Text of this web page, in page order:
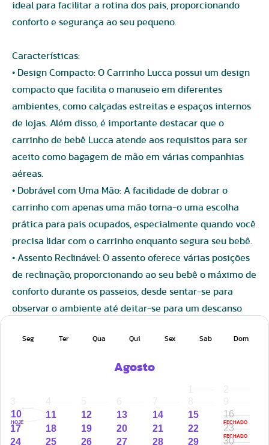
Seg Ter Qua Qui Sex Sab Dom
Agosto
10
HOJE
11 12 13 14 15 16
FECHADO
17 18 19 20 21 22 23
FECHADO
24 25 26 27 28 29 30
ideal para facilitar a rotina dos pais, proporcionando
conforto e segurança ao seu pequeno.
Características:
• Design Compacto: O Carrinho Lucca possui um design
compacto que facilita o manuseio em diferentes
ambientes, como calçadas estreitas e espaços internos
de lojas. Além disso, é importante destacar que o
carrinho de bebê Lucca atende aos requisitos para ser
aceito como bagagem de mão em várias companhias
aéreas.
• Dobrável com Uma Mão: A facilidade de dobrar o
carrinho com apenas uma mão torna-o uma escolha
prática para pais ocupados, especialmente quando você
precisa lidar com o carrinho enquanto segura seu bebê.
• Assento Reclinável: O assento oferece várias posições
de reclinação, proporcionando ao seu bebê o máximo de
conforto durante os passeios, desde sentar-se para
observar o ambiente até deitar-se para um descanso
• Capota com Proteção UV: A capota extensível oferece
do seu bebê sob sol ou chuva.
cesto de armazenamento, perfeito para acomodar itens
essenciais do bebê, como fraldas, brinquedos e garrafas,